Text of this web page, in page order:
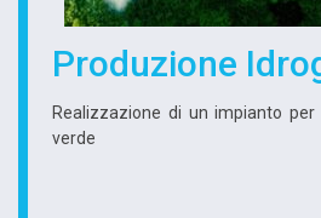
Produzione
Realizzazione di un impianto
verde